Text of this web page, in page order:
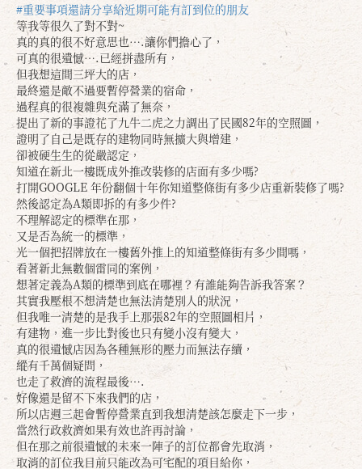
#重要事項還請分享給近期可能有訂到位的朋友
等我等很久了對不對~
真的真的很不好意思也….讓你們擔心了，
可真的很遺憾….已經拼盡所有，
但我想這間三坪大的店，
最終還是敵不過要暫停營業的宿命，
過程真的很複雜與充滿了無奈，
提出了新的事證花了九牛二虎之力調出了民國82年的空照圖，
證明了自己是既存的建物同時無擴大與增建，
卻被硬生生的從嚴認定，
知道在新北一樓既成外推改裝修的店面有多少嗎?
打開GOOGLE 年份翻個十年你知道整條街有多少店重新裝修了嗎?
然後認定為A類即拆的有多少件?
不理解認定的標準在那，
又是否為統一的標準，
光一個把招牌放在一樓舊外推上的知道整條街有多少間嗎，
看著新北無數個雷同的案例，
想著定義為A類的標準到底在哪裡？有誰能夠告訴我答案？
其實我壓根不想清楚也無法清楚別人的狀況，
但我唯一清楚的是我手上那張82年的空照圖相片，
有建物，進一步比對後也只有變小沒有變大，
真的很遺憾店因為各種無形的壓力而無法存續，
縱有千萬個疑問，
也走了救濟的流程最後….
好像還是留不下來我們的店，
所以店週三起會暫停營業直到我想清楚該怎麼走下一步，
當然行政救濟如果有效也許再討論，
但在那之前很遺憾的未來一陣子的訂位都會先取消，
取消的訂位我目前只能改為可宅配的項目給你，